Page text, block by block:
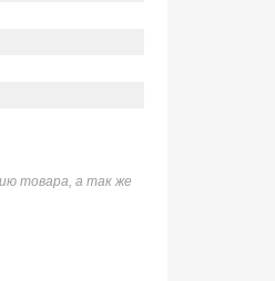
товара, а так же